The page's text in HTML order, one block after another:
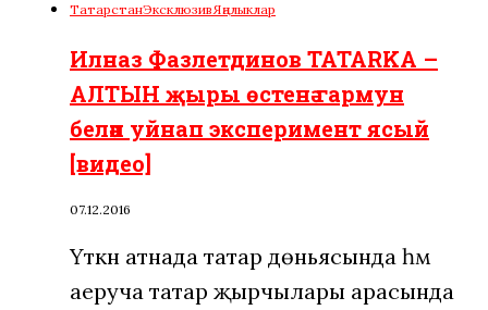
ТатарстанЭксклюзивЯңалыклар
Илназ Фазлетдинов TATARKA –
АЛТЫН җыры өстенә гармун
белән уйнап эксперимент ясый
[видео]
07.12.2016
Үткән атнада татар дөньясында һәм
аеруча татар җырчылары арасында